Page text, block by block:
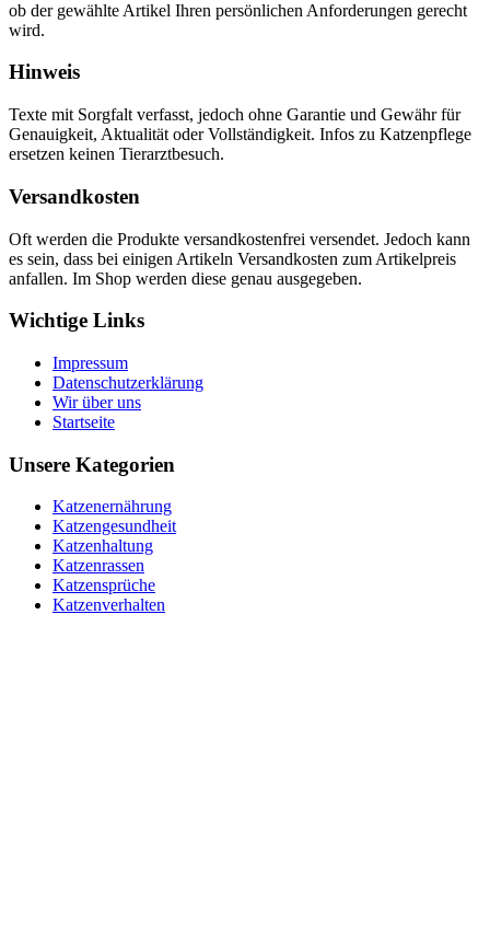
ob der gewählte Artikel Ihren persönlichen Anforderungen gerecht
wird.
Hinweis
Texte mit Sorgfalt verfasst, jedoch ohne Garantie und Gewähr für
Genauigkeit, Aktualität oder Vollständigkeit. Infos zu Katzenpflege
ersetzen keinen Tierarztbesuch.
Versandkosten
Oft werden die Produkte versandkostenfrei versendet. Jedoch kann
es sein, dass bei einigen Artikeln Versandkosten zum Artikelpreis
anfallen. Im Shop werden diese genau ausgegeben.
Wichtige Links
Impressum
Datenschutzerklärung
Wir über uns
Startseite
Unsere Kategorien
Katzenernährung
Katzengesundheit
Katzenhaltung
Katzenrassen
Katzensprüche
Katzenverhalten